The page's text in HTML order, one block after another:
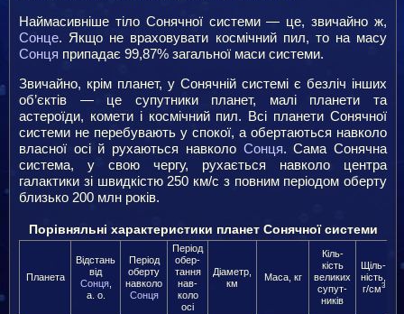
Наймасивніше тіло Сонячної системи — це, звичайно ж,
Сонце. Якщо не враховувати космічний пил, то на масу
Сонця припадає 99,87% загальної маси системи.
Звичайно, крім планет, у Сонячній системі є безліч інших
об’єктів — це супутники планет, малі планети та
астероїди, комети і космічний пил. Всі планети Сонячної
системи не перебувають у спокої, а обертаються навколо
власної осі й рухаються навколо Сонця. Сама Сонячна
система, у свою чергу, рухається навколо центра
галактики зі швидкістю 250 км/с з повним періодом оберту
близько 200 млн років.
Порівняльні характеристики планет Сонячної системи
Планета
Відстань
від
Сонця,
а. о.
Період
оберту
навколо
Сонця
Період
обер­
тання
нав­
коло
осі
Діаметр,
км
Маса, кг
Кіль­
кість
великих
супут­
ників
Щіль­
ність,
г/см3